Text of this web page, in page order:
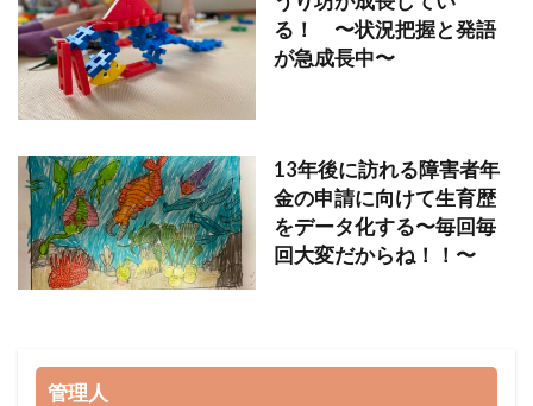
る！ 〜状況把握と発語
が急成長中〜
13年後に訪れる障害者年
金の申請に向けて生育歴
をデータ化する〜毎回毎
回大変だからね！！〜
管理人